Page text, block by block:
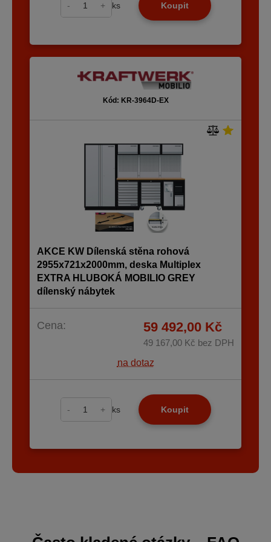
- + ks Koupit
Kód: KR-3964D-EX
AKCE KW Dílenská stěna rohová
2955x721x2000mm, deska Multiplex
EXTRA HLUBOKÁ MOBILIO GREY
dílenský nábytek
Cena: 59 492,00 Kč
49 167,00 Kč bez DPH
na dotaz
- + ks Koupit